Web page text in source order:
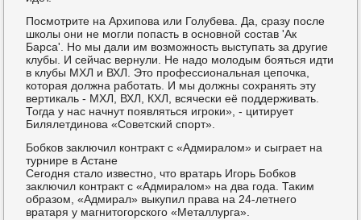
Посмотрите на Архипова или Голубева. Да, сразу после
школы они не могли попасть в основной состав 'Ак
Барса'. Но мы дали им возможность выступать за другие
клубы. И сейчас вернули. Не надо молодым бояться идти
в клубы МХЛ и ВХЛ. Это профессиональная цепочка,
которая должна работать. И мы должны сохранять эту
вертикаль - МХЛ, ВХЛ, КХЛ, всячески её поддерживать.
Тогда у нас начнут появляться игроки», - цитирует
Билялетдинова «Советский спорт».
Бобков заключил контракт с «Адмиралом» и сыграет на
турнире в Астане
Сегодня стало известно, что вратарь Игорь Бобков
заключил контракт с «Адмиралом» на два года. Таким
образом, «Адмирал» выкупил права на 24-летнего
вратаря у магнитогорского «Металлурга».